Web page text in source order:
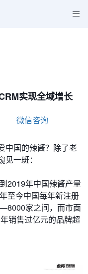
实现全域增长
微信咨询
中国的辣酱？除了老
一斑：
2019年中国辣酱产量
至今中国每年新注册
家之间，而市面
销售过亿元的品牌超